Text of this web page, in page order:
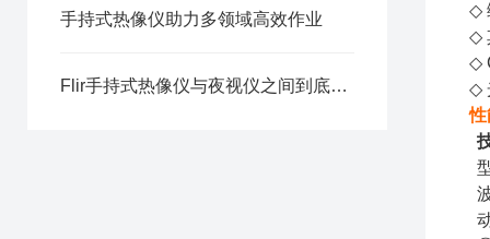
手持式热像仪助力多领域高效作业
Flir手持式热像仪与夜视仪之间到底有什么区别？
◇
◇
◇
◇
性